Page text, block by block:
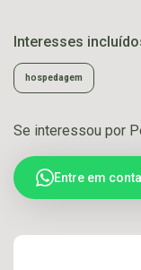
Interesses
hospedagem
Se interessou por
Entre em